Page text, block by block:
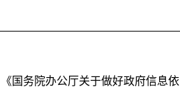
《国务院办公厅关于做好政府信息依